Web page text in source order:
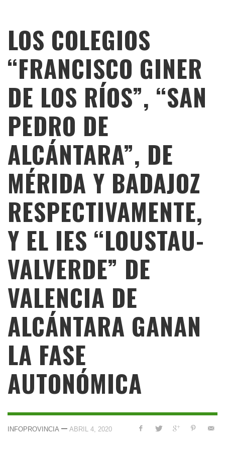
LOS COLEGIOS
“FRANCISCO GINER
DE LOS RÍOS”, “SAN
PEDRO DE
ALCÁNTARA”, DE
MÉRIDA Y BADAJOZ
RESPECTIVAMENTE,
Y EL IES “LOUSTAU-
VALVERDE” DE
VALENCIA DE
ALCÁNTARA GANAN
LA FASE
AUTONÓMICA
INFOPROVINCIA — ABRIL 4, 2020